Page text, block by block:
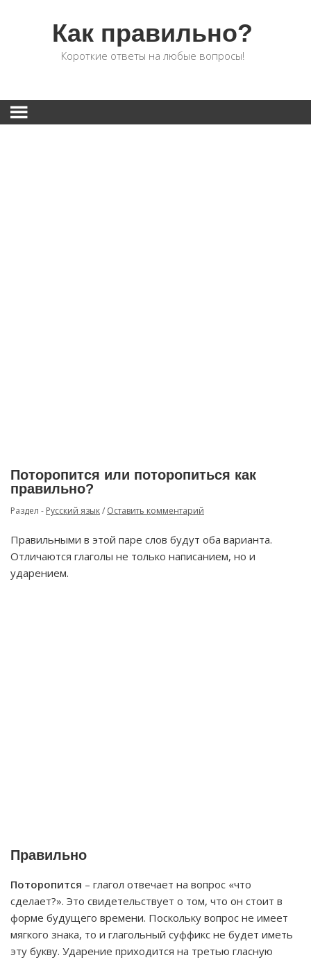
Как правильно?
Короткие ответы на любые вопросы!
Поторопится или поторопиться как
правильно?
Раздел - Русский язык/ Оставить комментарий
Правильными в этой паре слов будут оба варианта.
Отличаются глаголы не только написанием, но и
ударением.
Правильно
Поторопится – глагол отвечает на вопрос «что
сделает?». Это свидетельствует о том, что он стоит в
форме будущего времени. Поскольку вопрос не имеет
мягкого знака, то и глагольный суффикс не будет иметь
эту букву. Ударение приходится на третью гласную